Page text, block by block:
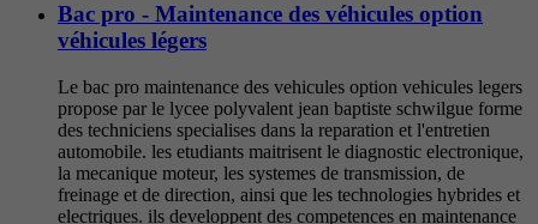
Bac pro - Maintenance des véhicules option
véhicules légers
Le bac pro maintenance des vehicules option vehicules legers
propose par le lycee polyvalent jean baptiste schwilgue forme
des techniciens specialises dans la reparation et l'entretien
automobile. les etudiants maitrisent le diagnostic electronique,
la mecanique moteur, les systemes de transmission, de
freinage et de direction, ainsi que les technologies hybrides et
electriques. ils developpent des competences en maintenance